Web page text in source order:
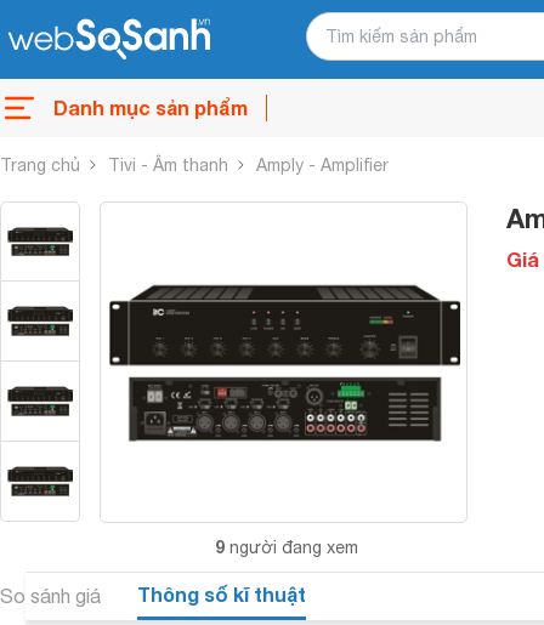
Danh mục sản phẩm
Trang chủ Tivi - Âm thanh Amply - Amplifier
9 người đang xem
Giá
So sánh giá Thông số kĩ thuật